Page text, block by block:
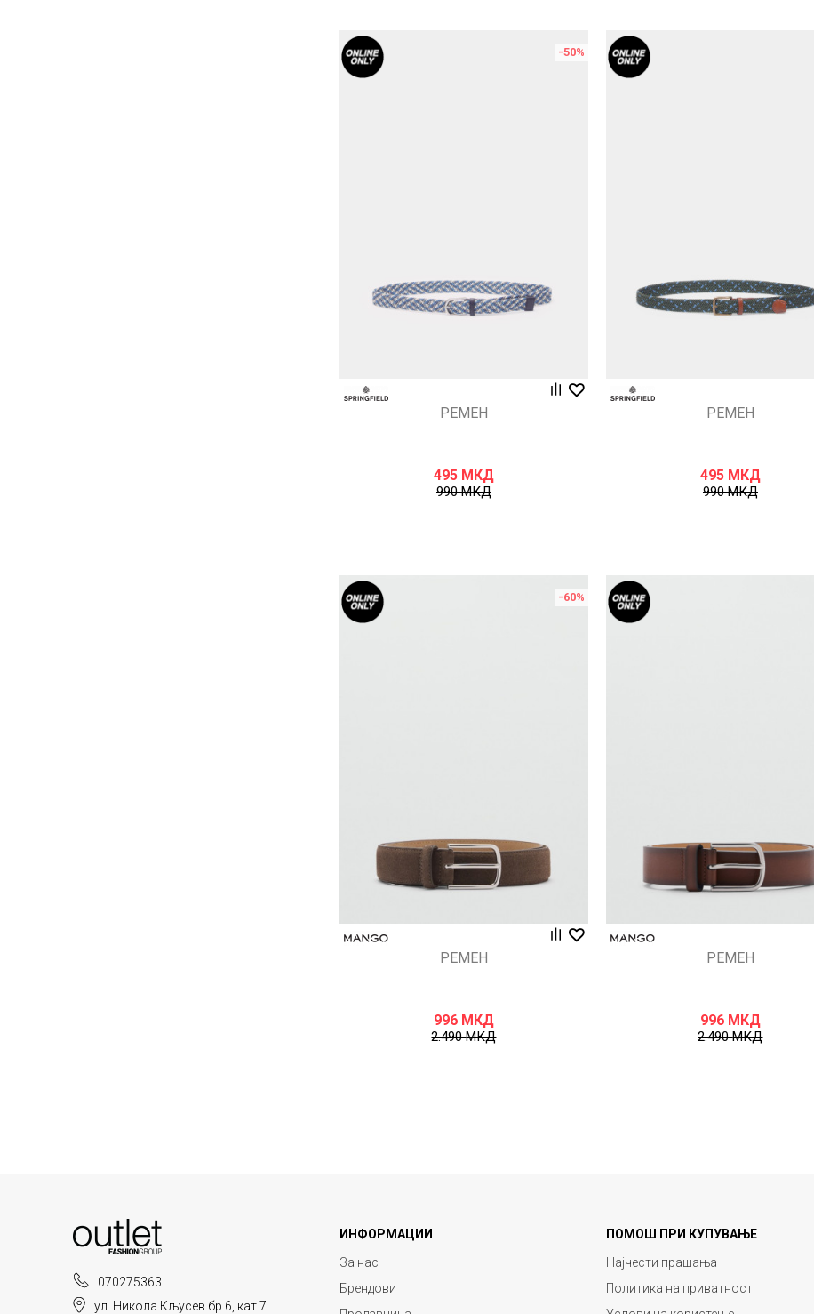
-50%
РЕМЕН
495 МКД
990МКД
РЕМЕН
495 МКД
990МКД
-60%
РЕМЕН
996 МКД
2.490МКД
РЕМЕН
996 МКД
2.490МКД
070275363
ул. Никола Кљусев бр.6, кат 7
ИНФОРМАЦИИ
За нас
Брендови
ПОМОШ ПРИ КУПУВАЊЕ
Најчести прашања
Политика на приватност